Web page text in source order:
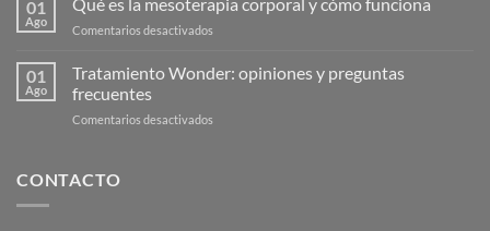
el
Guía
01
Ago
Comentarios desactivados
es
la
01
Ago
Tratamiento Wonder: opiniones y preguntas
frecuentes
Comentarios desactivados
CONTACTO